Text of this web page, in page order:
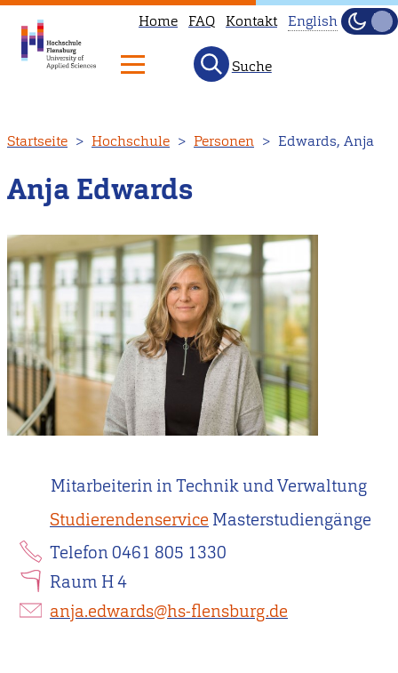
zum
Inhalt
Home FAQ Kontakt
not
English
Hell
Suche
Startseite Hochschule Personen Edwards, Anja
Anja Edwards
Mitarbeiterin in Technik und Verwaltung
Studierendenservice Masterstudiengänge
Telefon 0461 805 1330
Raum H 4
anja.edwards@hs-flensburg.de